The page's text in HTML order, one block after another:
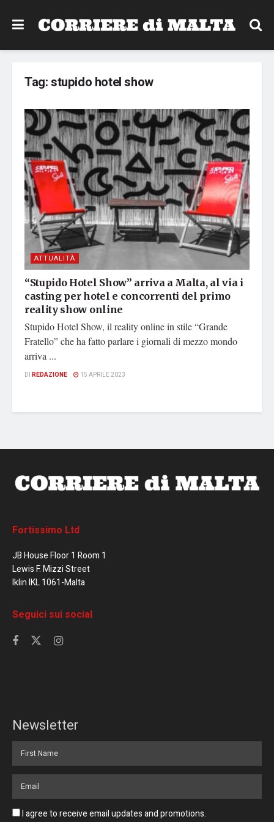
Tag:stupido hotel show
ATTUALITÀ
“Stupido Hotel Show” arriva a Malta, al via i
casting per hotel e concorrenti del primo
reality show online
Stupido Hotel Show, il reality online in stile “Grande
Fratello” che ha fatto parlare i giornali di mezzo mondo
arriva ...
DI REDAZIONE 15 APRILE 2023
Fortissimo Ltd
JB House Floor 1 Room 1
Lewis F. Mizzi Street
Iklin IKL 1061-Malta
Seguici sui social
Newsletter
I agree to receive email updates and promotions.